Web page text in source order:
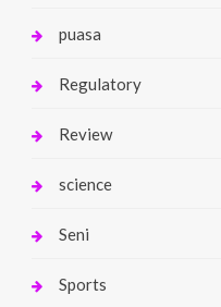
puasa
Regulatory
Review
science
Seni
Sports